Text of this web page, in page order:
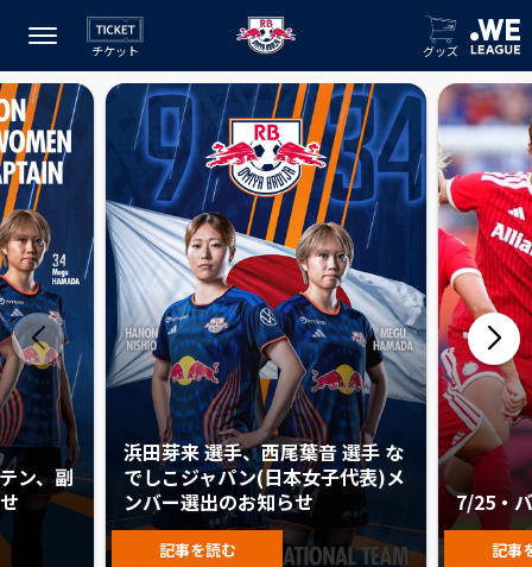
チケット グッズ
ン、副
浜田芽来 選手、西尾葉音 選手 な
でしこジャパン(日本女子代表)メ
ンバー選出のお知らせ
記事を読む
7/25・
記事